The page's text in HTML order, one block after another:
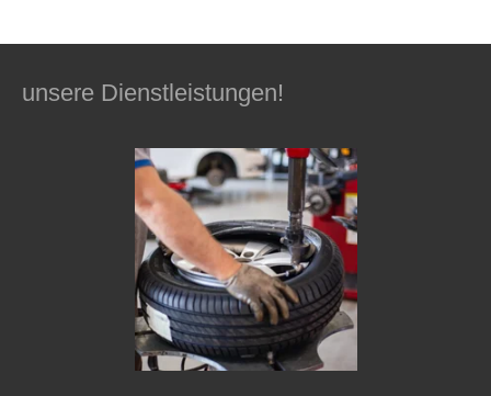
unsere Dienstleistungen!